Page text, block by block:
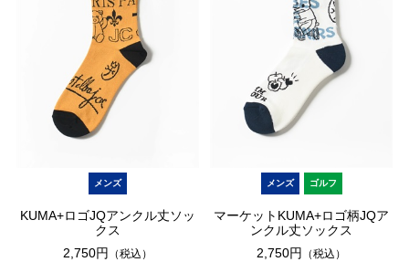
メンズ
KUMA+ロゴJQアンクル丈ソッ
クス
2,750円
（税込）
メンズ ゴルフ
マーケットKUMA+ロゴ柄JQア
ンクル丈ソックス
2,750円
（税込）